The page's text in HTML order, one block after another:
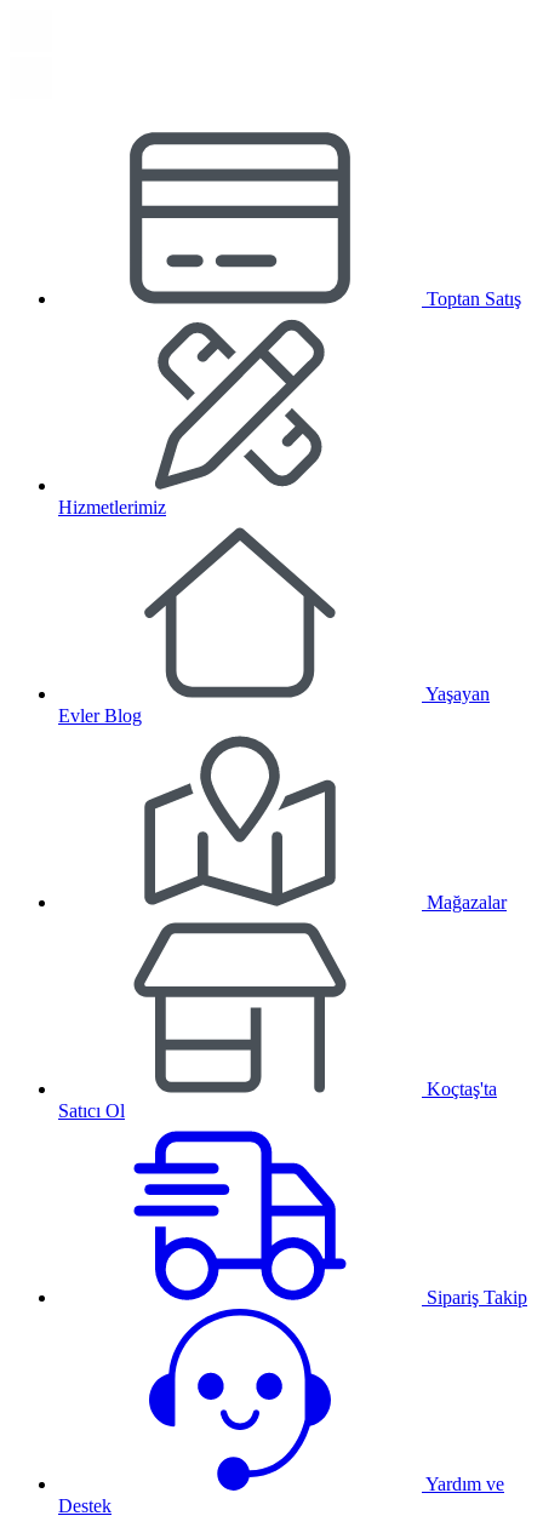
Toptan Satış
Hizmetlerimiz
Yaşayan
Evler Blog
Mağazalar
Koçtaş'ta
Satıcı Ol
Sipariş Takip
Yardım ve
Destek